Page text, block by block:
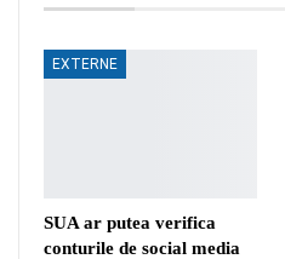
EXTERNE
SUA ar putea verifica
conturile de social media